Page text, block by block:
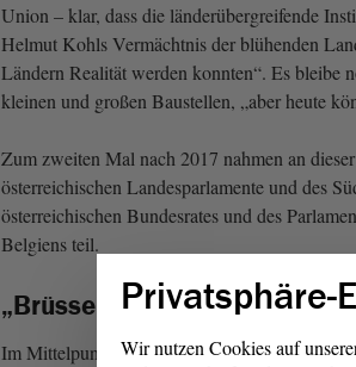
Union – klar, dass die länderübergreifende
Helmut Kohls Vermächtnis der blühenden
Ländern Realität werden konnten“. Es bleibe
kleinen und großen Baustellen, „aber heute
Zum zweiten Mal nach 2017 nahmen an
österreichischen Landesparlamente und des
österreichischen Bundesrates und des
Belgiens teil.
„Brüsseler Erklärung 2019“
Im Mittelpunkt der Diskussionen während der
Privatsphäre-
Wir nutzen Cookies auf